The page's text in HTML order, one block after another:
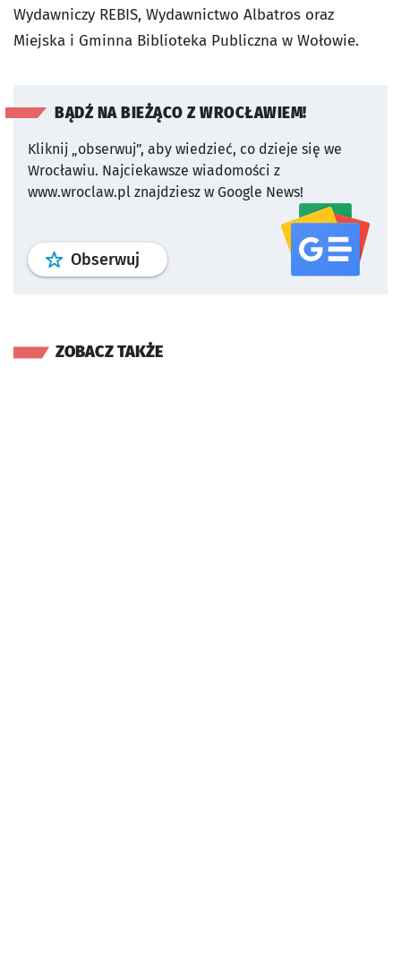
Wydawniczy REBIS, Wydawnictwo Albatros oraz
Miejska i Gminna Biblioteka Publiczna w Wołowie.
BĄDŹ NA BIEŻĄCO Z WROCŁAWIEM!
Kliknij „obserwuj”, aby wiedzieć, co dzieje się we
Wrocławiu. Najciekawsze wiadomości z
www.wroclaw.pl znajdziesz w Google News!
Obserwuj profil serwisu
ZOBACZ TAKŻE